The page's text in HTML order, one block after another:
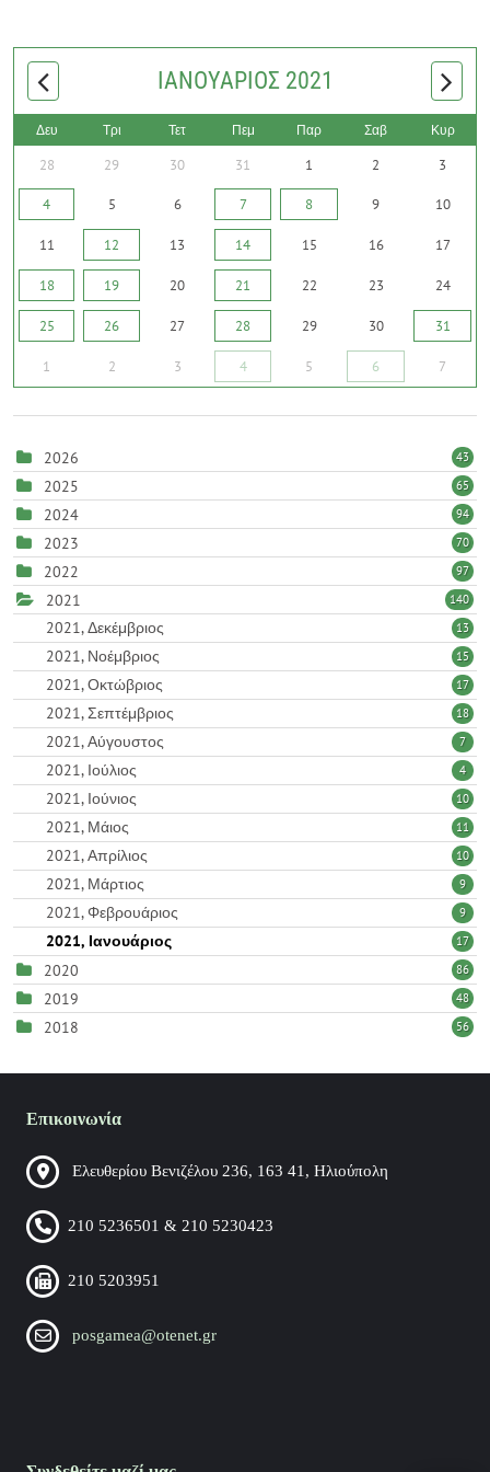
ΙΑΝΟΥΆΡΙΟΣ 2021
Δευ Τρι Τετ Πεμ Παρ Σαβ Κυρ
28 29 30 31 1 2 3
4 5 6 7 8 9 10
11 12 13 14 15 16 17
18 19 20 21 22 23 24
25 26 27 28 29 30 31
1 2 3 4 5 6 7
2026 43
2025 65
2024 94
2023 70
2022 97
2021 140
2021, Δεκέμβριος 13
2021, Νοέμβριος 15
2021, Οκτώβριος 17
2021, Σεπτέμβριος 18
2021, Αύγουστος 7
2021, Ιούλιος 4
2021, Ιούνιος 10
2021, Μάιος 11
2021, Απρίλιος 10
2021, Μάρτιος 9
2021, Φεβρουάριος 9
2021, Ιανουάριος 17
2020 86
2019 48
2018 56
Επικοινωνία
Ελευθερίου Βενιζέλου 236, 163 41, Ηλιούπολη
210 5236501 & 210 5230423
210 5203951
posgamea@otenet.gr